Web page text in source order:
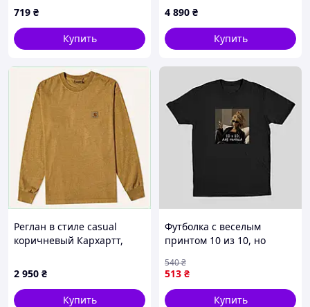
719 ₴
Купить
M866431XM4
4 890 ₴
Купить
Реглан в стиле casual
коричневый Кархартт,
2 950 ₴
Купить
Футболка с веселым
принтом 10 из 10, но
513 ₴
540₴
Купить